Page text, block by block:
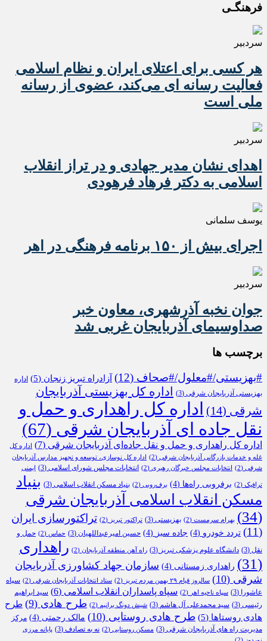
فرهنگـی
سردبیر
هر کسی برای اعتلای ایران و نظام اسلامی
فعالیت رسانه ای می‌کند، عضوی از رسانه
ملی است
سردبیر
اهدای نشان مدیر جهادی و در تراز انقلاب
اسلامی به دکتر فرهاد فرهودی
یوسف سلمانی
اجرای بیش از ۱۵۰ برنامه فرهنگی در اهر
سردبیر
جوان نخبه آذرشهری، معاون خبر
صداوسیمای آذربایجان غربی شد
برچسب ها
#بهزیستی/#معلول/#صحاف (12) آزادراه تبریز زنجان (5)
اداره
بهزیستی آذربایجان شرقی (3)
اداره کل بهزیستی آذربایجان
شرقی (14)
اداره کل راهداری و حمل و
نقل جاده ای آذربایجان شرقی (67)
اداره کل راهداری و حمل و نقل جاده‌ای آذربایجان شرقی (7)
اداره کل
غله و خدمات بازرگانی آذربایجان شرقی (2)
اداره کل نوسازی، توسعه و تجهیز مدارس آذربایجان
شرقی (2) انتخابات مجلس خبرگان رهبری (2) انتخابات مجلس شورای اسلامی (3) ایمنی
ترافیک (2) برفروبی راه‌ها (4) برف‌روبی (2) بنیاد مسکن انقلاب اسلامی (3)
بنیاد
مسکن انقلاب اسلامی آذربایجان شرقی
(34)
بهرام سرمست (2) بهزیستی (3) تراکتور تبریز (2)
تراکتورسازی ایران
(11)
تردد خودرو (4) جاده سبز (4) حسین امیرعبداللهیان (3) حماس (2)
حمل و
نقل (3) دانشگاه علوم پزشکی تبریز (3) راه آهن منطقه آذربایجان (2)
راهداری
(31)
راهداری زمستانی (4)
سازمان جهاد کشاورزی آذربایجان
شرقی (10) سالروز قیام ۲۹ بهمن مردم تبریز (2) ستاد انتخابات آذربایجان شرقی (2)
سپاه
عاشورا
(3) سپاه ناحیه اهر (2) سپاه پاسداران انقلاب اسلامی (6)
سید ابراهیم
رئیسی (3) سید محمدعلی آل هاشم (3) شیش دونگ برانیم (2) طرح هادی (9)
طرح
هادی روستاها (5) طرح هادی روستایی (10) مالک رحمتی (4)
مرکز
مدیریت راه های آذربایجان شرقی (3) مسکن روستایی (2) نه به تصادف (3)
پایانه مرزی